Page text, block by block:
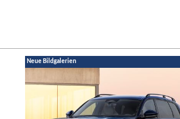
Neue Bildgalerien